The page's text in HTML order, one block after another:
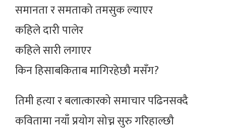
समानता र समताको तमसुक ल्याएर
कहिले दारी पालेर
कहिले सारी लगाएर
किन हिसाबकिताब मागिरहेछौ मसँग?
तिमी हत्या र बलात्कारको समाचार पढिनसक्दै
कवितामा नयाँ प्रयोग सोच्न सुरु गरिहाल्छौ